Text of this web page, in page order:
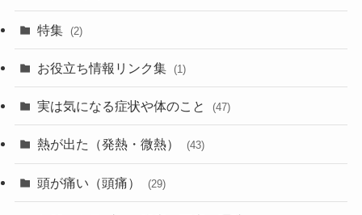
特集 (2)
お役立ち情報リンク集 (1)
実は気になる症状や体のこと (47)
熱が出た（発熱・微熱） (43)
頭が痛い（頭痛） (29)